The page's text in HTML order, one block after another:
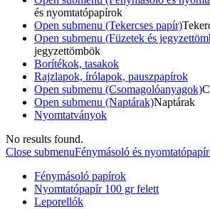
és nyomtatópapírok
Open submenu (Tekercses papír)
Open submenu (Füzetek és
jegyzettömbök
Borítékok, tasakok
Rajzlapok, írólapok, pauszpapírok
Open submenu (Csomagolóanyagok)
Open submenu (Naptárak)Naptárak
Nyomtatványok
No results found.
Close submenuFénymásoló és
Fénymásoló papírok
Nyomtatópapír 100 gr felett
Leporellók